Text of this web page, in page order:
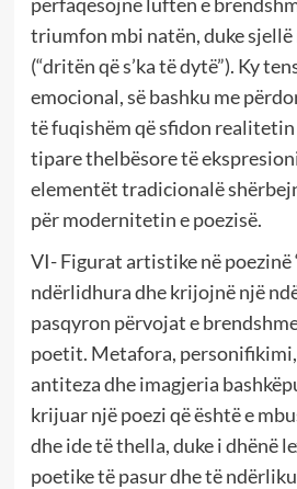
triumfon mbi natën, duke
(“dritën që s’ka të dytë”). Ky
emocional, së bashku me
të fuqishëm që sfidon
tipare thelbësore të
elementët tradicionalë
për modernitetin e poezisë.
VI- Figurat artistike në poezinë
ndërlidhura dhe krijojnë një
pasqyron përvojat e
poetit. Metafora,
antiteza dhe imagjeria
krijuar një poezi që është e
dhe ide të thella, duke i dhënë
poetike të pasur dhe të